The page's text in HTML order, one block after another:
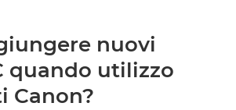
nuovi
quando utilizzo
Canon?